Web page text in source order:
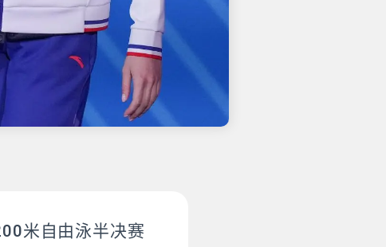
米自由泳半决赛